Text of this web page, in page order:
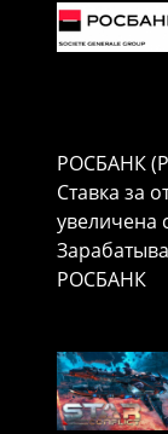
РОСБАНК
Ставка за
увеличена
РОСБАНК